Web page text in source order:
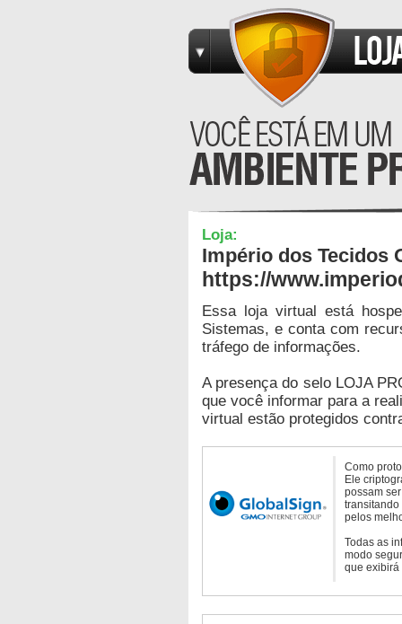
Loja:
Império dos Tecidos
https://
Essa loja virtual está
Sistemas, e conta com
tráfego de informações.
A presença do selo LOJA
que você informar para a
virtual estão protegidos
Como
Ele
possam
transitando
pelos
Todas as
modo
que exibirá